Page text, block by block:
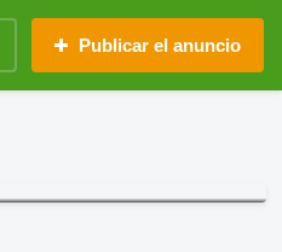
Publicar el anuncio